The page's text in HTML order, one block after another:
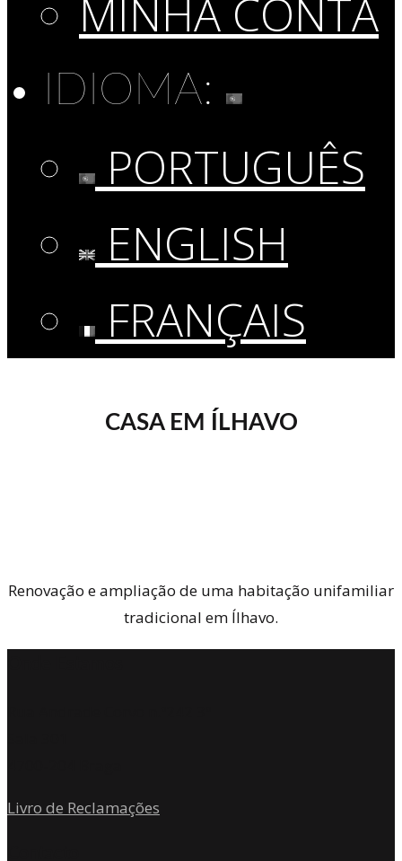
MINHA CONTA
IDIOMA:
PORTUGUÊS
ENGLISH
FRANÇAIS
CASA EM ÍLHAVO
Renovação e ampliação de uma habitação unifamiliar
tradicional em Ílhavo.
Livro de Reclamações